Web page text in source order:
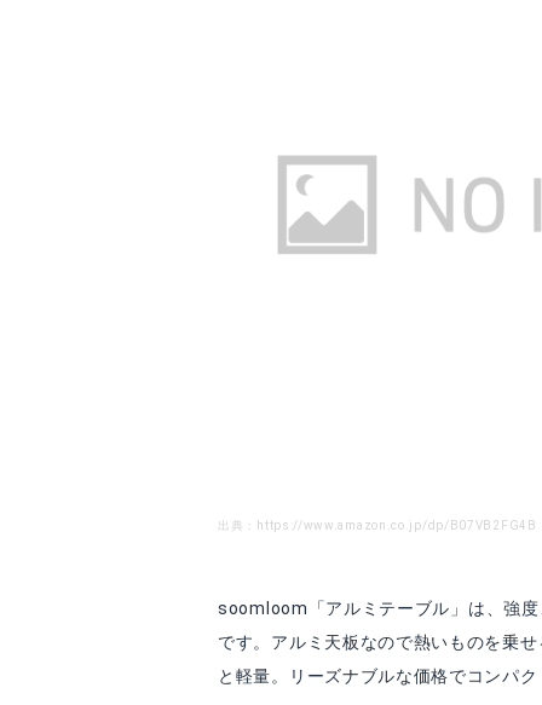
出典：https://www.amazon.co.jp/dp/B07VB2FG4B
soomloom「アルミテーブル」は、強
です。アルミ天板なので熱いものを乗
と軽量。リーズナブルな価格でコンパ